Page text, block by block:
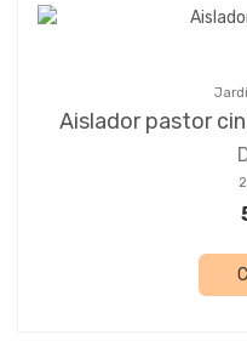
Aislador pastor